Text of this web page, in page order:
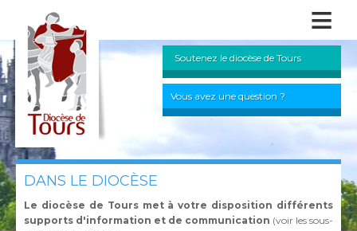
≡
Soutenez le diocèse de Tours
Vous avez une question ?
DANS LE DIOCÈSE
Le diocèse de Tours met à votre disposition différents
supports d'information et de communication (voir les sous-